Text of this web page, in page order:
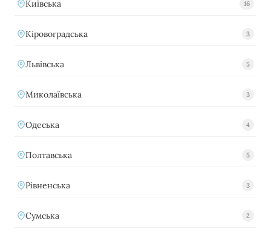
Київська 16
Кіровоградська 3
Львівська 5
Миколаївська 3
Одеська 4
Полтавська 5
Рівненська 3
Сумська 2